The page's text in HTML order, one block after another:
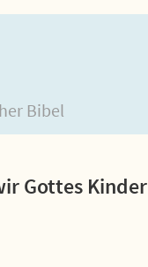
Bibel
Gottes Kinder